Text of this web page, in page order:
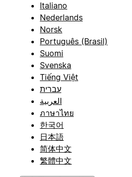
Italiano
Nederlands
Norsk
Português (Brasil)
Suomi
Svenska
Tiếng Việt
עברית
العربية
ภาษาไทย
한국어
日本語
简体中文
繁體中文